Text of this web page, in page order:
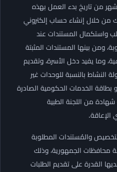
من تاريخ بدء العمل بهذه
من خلال إنشاء حساب إلكتروني
واستكمال المستندات عند
ومن بينها المستندات المثبتة
وما يفيد دخل الأسرة، وتقديم
النشاط بالنسبة للوحدات غير
بطاقة الخدمات الحكومية الصادرة
من اللجنة الطبية
الإعاقة.
والمُستندات المطلوبة
محافظات الجمهورية، وذلك
القدرة على تقديم الطلبات